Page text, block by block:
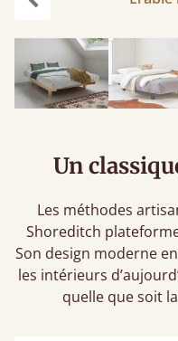
Un
Les méthodes
Shoreditch
Son design moderne
les intérieurs
quelle que soit